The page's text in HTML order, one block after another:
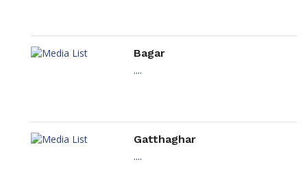
Bagar
....
Gatthaghar
....